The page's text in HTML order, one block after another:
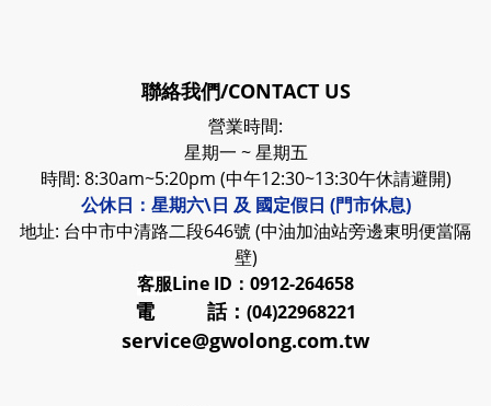
聯絡我們/CONTACT US
營業時間:
星期一 ~ 星期五
時間: 8:30am~5:20pm (中午12:30~13:30午休請避開)
公休日：星期六\日 及 國定假日 (門市休息)
地址: 台中市中清路二段646號 (中油加油站旁邊東明便當隔
壁)
客服Line ID：0912-264658
電 話： (04)22968221
service@gwolong.com.tw